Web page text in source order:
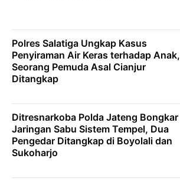
Polres Salatiga Ungkap Kasus
Penyiraman Air Keras terhadap Anak,
Seorang Pemuda Asal Cianjur
Ditangkap
Ditresnarkoba Polda Jateng Bongkar
Jaringan Sabu Sistem Tempel, Dua
Pengedar Ditangkap di Boyolali dan
Sukoharjo